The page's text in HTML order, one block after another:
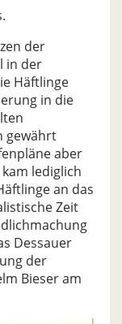
der
in der
Häftlinge
in die
gewährt
aber
lediglich
an das
Zeit
Dessauer
der
Bieser am